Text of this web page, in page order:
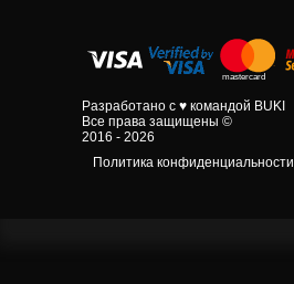
Разработано с ♥ командой BUKI
Все права защищены ©
2016 - 2026
Политика конфиденциальности